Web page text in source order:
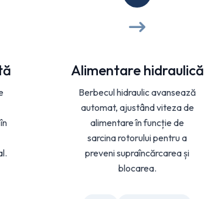
Alimentare hidraulică
Berbecul hidraulic avansează
automat, ajustând viteza de
alimentare în funcție de
sarcina rotorului pentru a
preveni supraîncărcarea și
blocarea.